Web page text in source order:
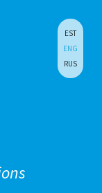
EST
ENG
RUS